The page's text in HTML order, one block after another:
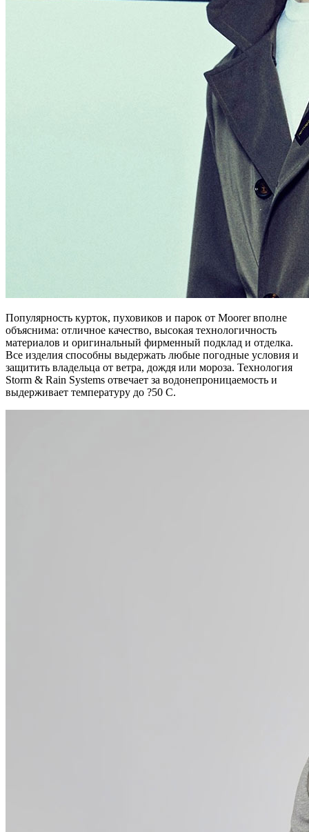
Популярность курток, пуховиков и парок от Moorer вполне
объяснима: отличное качество, высокая технологичность
материалов и оригинальный фирменный подклад и отделка.
Все изделия способны выдержать любые погодные условия и
защитить владельца от ветра, дождя или мороза. Технология
Storm & Rain Systems отвечает за водонепроницаемость и
выдерживает температуру до ?50 C.